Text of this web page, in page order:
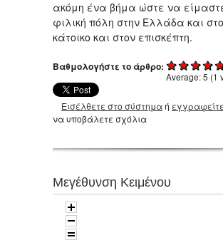
ακόμη ένα βήμα ώστε να
φιλική πόλη στην Ελλάδα και
κάτοικο και στον επισκέπτη.
Βαθμολογήστε το άρθρο:
Average:5 (1
Εισέλθετε στο σύστημαή
να υποβάλετε σχόλια
Μεγέθυνση Κειμένου